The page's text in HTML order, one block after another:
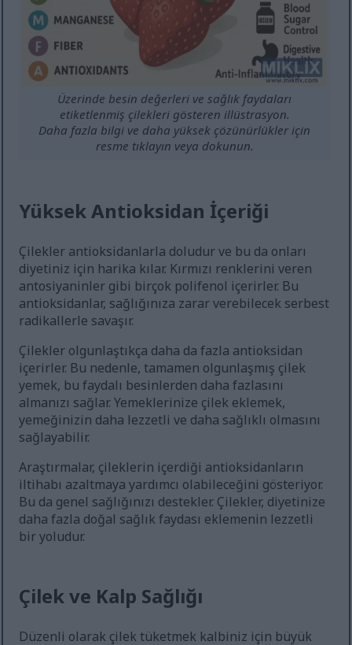
Üzerinde besin değerleri ve sağlık faydaları
etiketlenmiş çilekleri gösteren illüstrasyon.
Daha fazla bilgi ve daha yüksek çözünürlükler için
resme tıklayın veya dokunun.
Yüksek Antioksidan İçeriği
Çilekler antioksidanlarla doludur ve bu da onları
diyetiniz için harika kılar. Kırmızı renklerini veren
antosiyaninler gibi birçok polifenol içerirler. Bu
antioksidanlar, sağlığınıza zarar verebilecek serbest
radikallerle savaşır.
Çilekler olgunlaştıkça daha da fazla antioksidan
içerirler. Bu nedenle, tamamen olgunlaşmış çilek
yemek, bu faydalı besinlerden daha fazlasını
almanızı sağlar. Yemeklerinize çilek eklemek,
yemeğinizin daha lezzetli ve daha sağlıklı olmasını
sağlayabilir.
Araştırmalar, çileklerin içerdiği antioksidanların
iltihabı azaltmaya yardımcı olabileceğini gösteriyor.
Bu da genel sağlığınızı destekler. Çilekler, diyetinize
daha fazla doğal sağlık faydası eklemenin lezzetli
bir yoludur.
Çilek ve Kalp Sağlığı
Düzenli olarak çilek tüketmek kalbiniz için büyük